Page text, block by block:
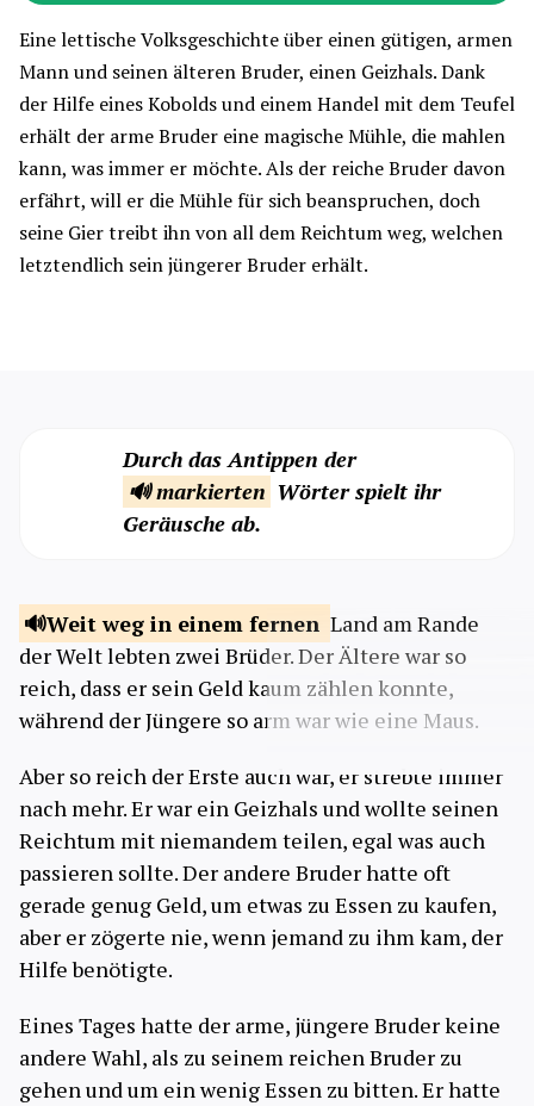
Eine lettische Volksgeschichte über einen gütigen, armen
Mann und seinen älteren Bruder, einen Geizhals. Dank
der Hilfe eines Kobolds und einem Handel mit dem Teufel
erhält der arme Bruder eine magische Mühle, die mahlen
kann, was immer er möchte. Als der reiche Bruder davon
erfährt, will er die Mühle für sich beanspruchen, doch
seine Gier treibt ihn von all dem Reichtum weg, welchen
letztendlich sein jüngerer Bruder erhält.
Durch das Antippen der
🔊 markierten Wörter spielt ihr
Geräusche ab.
Weit weg in einem fernen Land am Rande
der Welt lebten zwei Brüder. Der Ältere war so
reich, dass er sein Geld kaum zählen konnte,
während der Jüngere so arm war wie eine Maus.
Aber so reich der Erste auch war, er strebte immer
nach mehr. Er war ein Geizhals und wollte seinen
Reichtum mit niemandem teilen, egal was auch
passieren sollte. Der andere Bruder hatte oft
gerade genug Geld, um etwas zu Essen zu kaufen,
aber er zögerte nie, wenn jemand zu ihm kam, der
Hilfe benötigte.
Eines Tages hatte der arme, jüngere Bruder keine
andere Wahl, als zu seinem reichen Bruder zu
gehen und um ein wenig Essen zu bitten. Er hatte